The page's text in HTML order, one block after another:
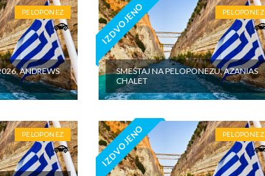
PELOPONEZ
ANDREWS
IZDVOJENO PELOPONEZ
SMEŠTAJ NA PELOPONEZU, AZANIAS
CHALET
PELOPONEZ IZDVOJENO PELOPONEZ